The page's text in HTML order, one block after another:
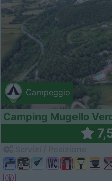
Campeggio
Camping Mugello